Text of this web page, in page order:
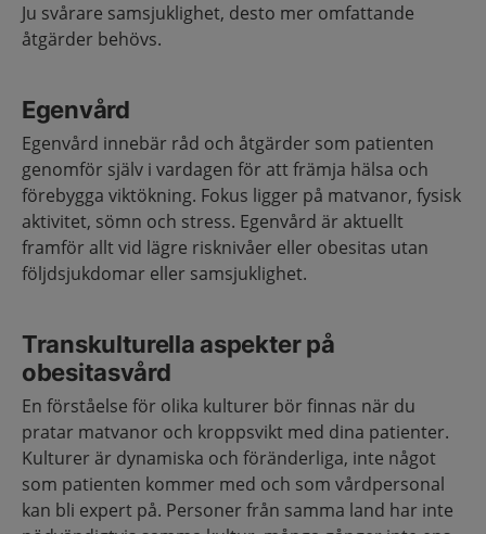
Ju svårare samsjuklighet, desto mer omfattande
åtgärder behövs.
Egenvård
Egenvård innebär råd och åtgärder som patienten
genomför själv i vardagen för att främja hälsa och
förebygga viktökning. Fokus ligger på matvanor, fysisk
aktivitet, sömn och stress. Egenvård är aktuellt
framför allt vid lägre risknivåer eller obesitas utan
följdsjukdomar eller samsjuklighet.
Transkulturella aspekter på
obesitasvård
En förståelse för olika kulturer bör finnas när du
pratar matvanor och kroppsvikt med dina patienter.
Kulturer är dynamiska och föränderliga, inte något
som patienten kommer med och som vårdpersonal
kan bli expert på. Personer från samma land har inte